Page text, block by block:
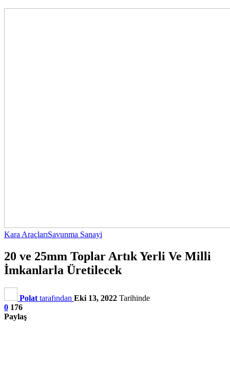
Kara AraçlarıSavunma Sanayi
20 ve 25mm Toplar Artık Yerli Ve Milli
İmkanlarla Üretilecek
Polat tarafından Eki 13, 2022 Tarihinde
0 176
Paylaş